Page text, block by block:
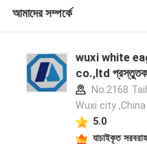
আমাদের সম্পর্কে
wuxi white
co.,ltd
No.2168
Wuxi city ,China
5.0
যাচাইকৃত